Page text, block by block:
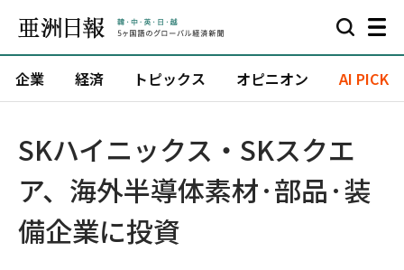
企業 経済 トピックス オピニオン AI PICK
​SKハイニックス・SKスクエ
ア、海外半導体素材·部品·装
備企業に投資